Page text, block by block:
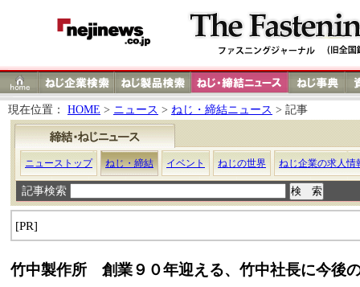
現在位置： HOME > ニュース > ねじ・締結ニュース > 記事
ニューストップ ねじ・締結 イベント ねじの世界 ねじ企業の求人情
記事検索
[PR]
竹中製作所 創業９０年迎える、竹中社長に今後